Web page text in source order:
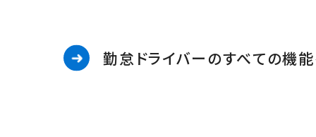
勤怠ドライバーのすべての機